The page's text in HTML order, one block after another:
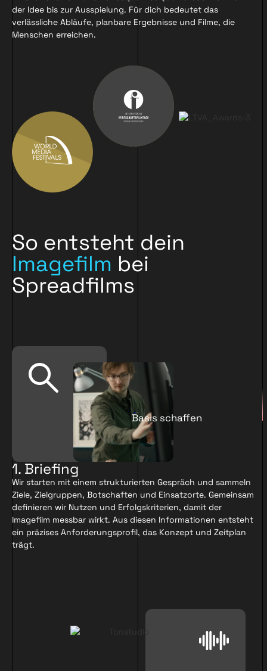
der Idee bis zur Ausspielung. Für dich bedeutet das
verlässliche Abläufe, planbare Ergebnisse und Filme, die
Menschen erreichen.
So entsteht dein
Imagefilm bei
Spreadfilms
Basis schaffen
1. Briefing
Wir starten mit einem strukturierten Gespräch und sammeln
Ziele, Zielgruppen, Botschaften und Einsatzorte. Gemeinsam
definieren wir Nutzen und Erfolgskriterien, damit der
Imagefilm messbar wirkt. Aus diesen Informationen entsteht
ein präzises Anforderungsprofil, das Konzept und Zeitplan
trägt.